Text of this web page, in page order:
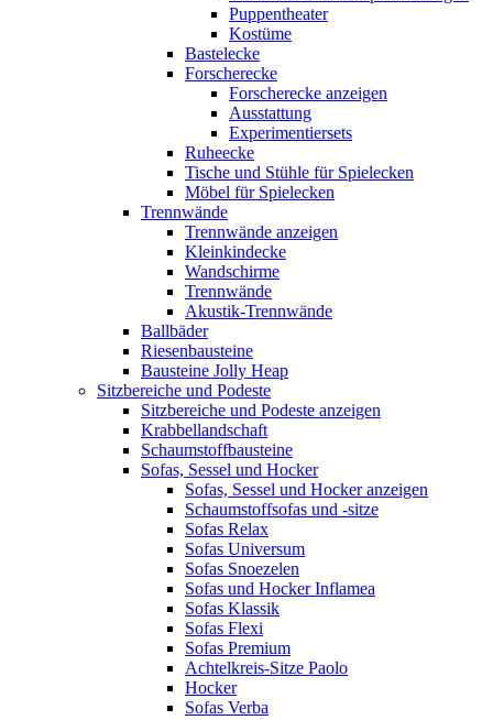
Puppentheater
Kostüme
Bastelecke
Forscherecke
Forscherecke anzeigen
Ausstattung
Experimentiersets
Ruheecke
Tische und Stühle für Spielecken
Möbel für Spielecken
Trennwände
Trennwände anzeigen
Kleinkindecke
Wandschirme
Trennwände
Akustik-Trennwände
Ballbäder
Riesenbausteine
Bausteine Jolly Heap
Sitzbereiche und Podeste
Sitzbereiche und Podeste anzeigen
Krabbellandschaft
Schaumstoffbausteine
Sofas, Sessel und Hocker
Sofas, Sessel und Hocker anzeigen
Schaumstoffsofas und -sitze
Sofas Relax
Sofas Universum
Sofas Snoezelen
Sofas und Hocker Inflamea
Sofas Klassik
Sofas Flexi
Sofas Premium
Achtelkreis-Sitze Paolo
Hocker
Sofas Verba